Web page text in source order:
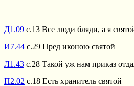
Д1.09 с.13 Все люди бляди, а я
И7.44 с.29 Пред иконою святой
Л1.43 с.28 Такой уж нам приказ
П2.02 с.18 Есть хранитель святой